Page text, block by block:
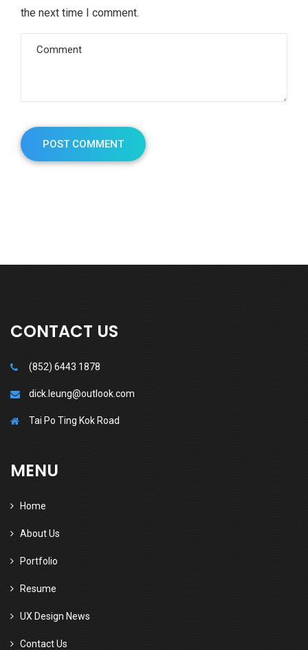
the next time I comment.
CONTACT US
(852) 6443 1878
dick.leung@outlook.com
Tai Po Ting Kok Road
MENU
Home
About Us
Portfolio
Resume
UX Design News
Contact Us